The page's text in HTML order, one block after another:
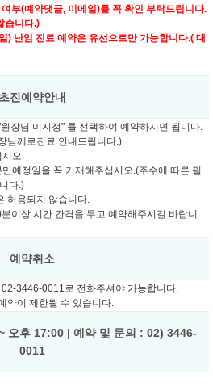
부(예약댓글, 이메일)를 꼭 확인 부탁드립니다.
습니다.)
) 난임 진료 예약은 유선으로만 가능합니다.( 대
초진예약안내
장님 미지정" 를 선택하여 예약하시면 됩니다.
님께로진료 안내드립니다.)
오.
예정일을 꼭 기재해주십시오.(주수에 따른 필
다.)
허용되지 않습니다.
이상 시간 간격을 두고 예약해주시길 바랍니
예약취소
3446-0011로 전화주셔야 가능합니다.
약이 제한될 수 있습니다.
오후 17:00 | 예약 및 문의 : 02) 3446-
0011